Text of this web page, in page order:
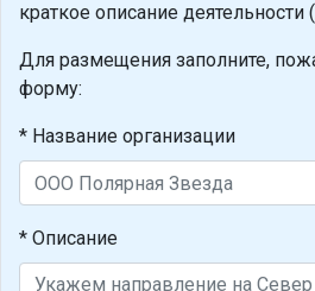
краткое описание деятельности
Для размещения заполните,
форму:
* Название организации
* Описание